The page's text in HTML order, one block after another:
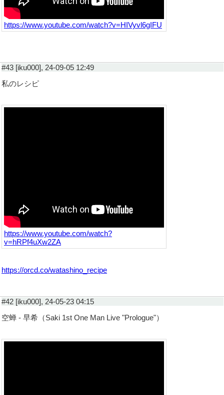
https://www.youtube.com/watch?v=HIVyvl6gIFU
#43 [iku000], 24-09-05 12:49
私のレシピ
https://www.youtube.com/watch?
v=hRPf4uXw2ZA
https://orcd.co/watashino_recipe
#42 [iku000], 24-05-23 04:15
空蝉 - 早希（Saki 1st One Man Live "Prologue"）